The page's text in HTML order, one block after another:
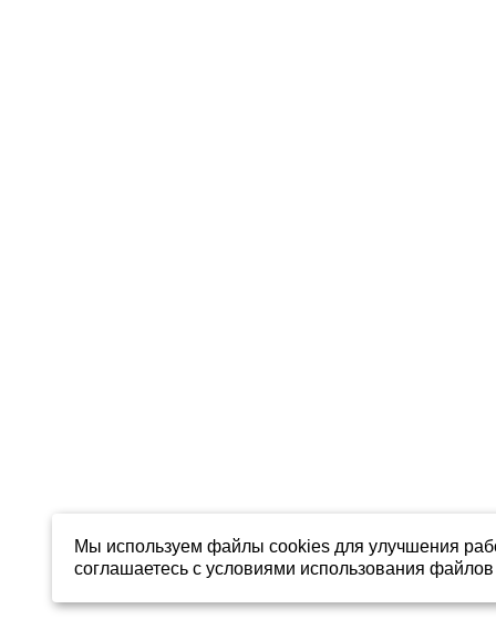
Мы используем файлы cookies для улучшения
соглашаетесь с условиями использования